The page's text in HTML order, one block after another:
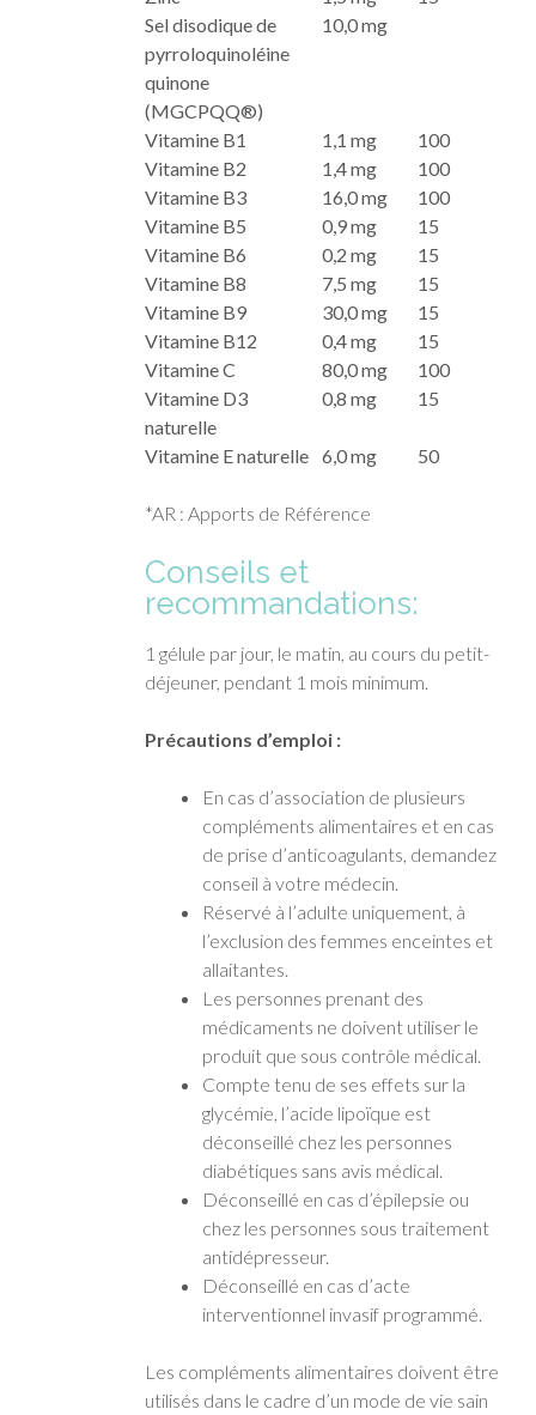
Sel disodique de
pyrroloquinoléine
quinone
(MGCPQQ®)
10,0 mg
Vitamine B1 1,1 mg
100
Vitamine B2
1,4 mg
100
Vitamine B3
16,0 mg
100
Vitamine B5
0,9 mg
15
Vitamine B6
0,2 mg
15
Vitamine B8
7,5 mg
15
Vitamine B9
30,0 mg
15
Vitamine B12
0,4 mg
15
Vitamine C
80,0 mg
100
Vitamine D3
naturelle
0,8 mg 15
Vitamine E naturelle 6,0 mg 50
*AR : Apports de Référence
Conseils et
recommandations:
1 gélule par jour, le matin, au cours du petit-
déjeuner, pendant 1 mois minimum.
Précautions d’emploi :
En cas d’association de plusieurs
compléments alimentaires et en cas
de prise d’anticoagulants, demandez
conseil à votre médecin.
Réservé à l’adulte uniquement, à
l’exclusion des femmes enceintes et
allaitantes.
Les personnes prenant des
médicaments ne doivent utiliser le
produit que sous contrôle médical.
Compte tenu de ses effets sur la
glycémie, l’acide lipoïque est
déconseillé chez les personnes
diabétiques sans avis médical.
Déconseillé en cas d’épilepsie ou
chez les personnes sous traitement
antidépresseur.
Déconseillé en cas d’acte
interventionnel invasif programmé.
Les compléments alimentaires doivent être
utilisés dans le cadre d’un mode de vie sain